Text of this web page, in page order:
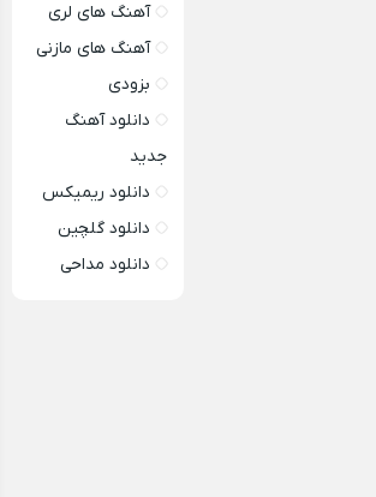
آهنگ های لری
آهنگ های مازنی
بزودی
دانلود آهنگ
جدید
دانلود ریمیکس
دانلود گلچین
دانلود مداحی